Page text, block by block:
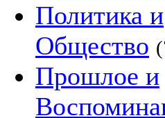
Политика и
Общество
Прошлое и